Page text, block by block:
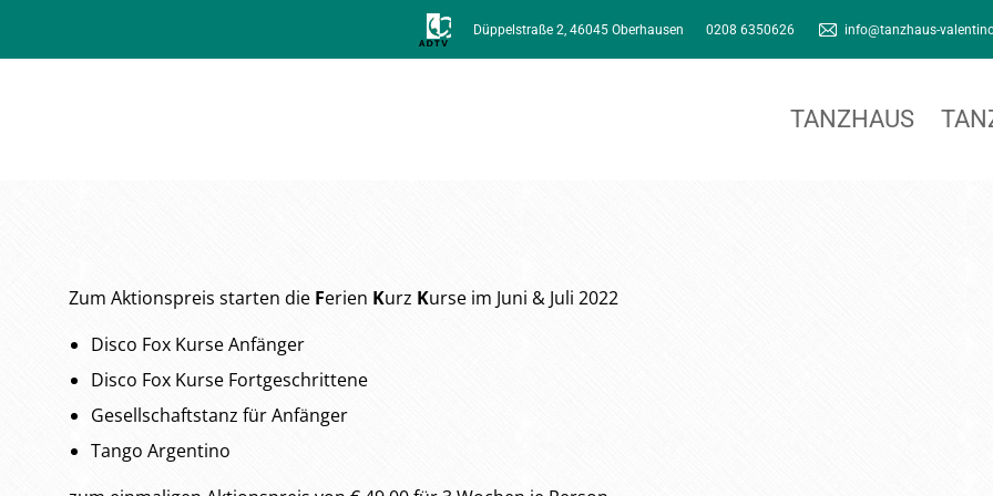
Düppelstraße 2, 46045 Oberhausen 0208 6350626 info@tanzhaus-
TANZHAUS
Zum Aktionspreis starten die Ferien Kurz Kurse im Juni & Juli 2022
Disco Fox Kurse Anfänger
Disco Fox Kurse Fortgeschrittene
Gesellschaftstanz für Anfänger
Tango Argentino